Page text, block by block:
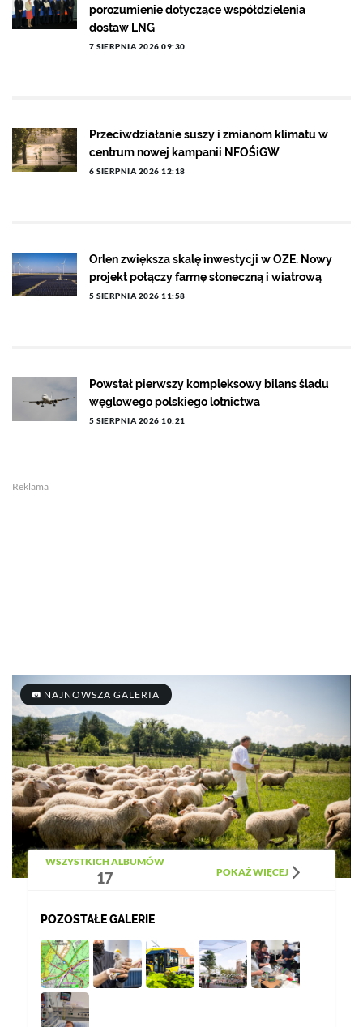
porozumienie dotyczące współdzielenia
dostaw LNG
7 SIERPNIA 2026 09:30
Przeciwdziałanie suszy i zmianom klimatu w
centrum nowej kampanii NFOŚiGW
6 SIERPNIA 2026 12:18
Orlen zwiększa skalę inwestycji w OZE. Nowy
projekt połączy farmę słoneczną i wiatrową
5 SIERPNIA 2026 11:58
Powstał pierwszy kompleksowy bilans śladu
węglowego polskiego lotnictwa
5 SIERPNIA 2026 10:21
Reklama
NAJNOWSZA GALERIA
WSZYSTKICH ALBUMÓW
17 POKAŻ WIĘCEJ
POZOSTAŁE GALERIE